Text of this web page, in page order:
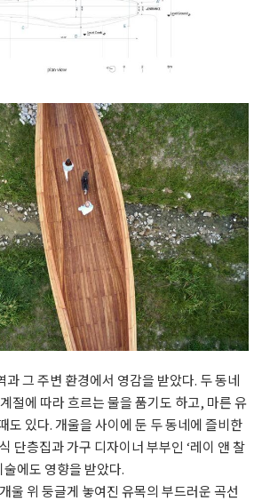
그 주변 환경에서 영감을 받았다. 두 동네
절에 따라 흐르는 물을 품기도 하고, 마른 유
도 있다. 개울을 사이에 둔 두 동네에 즐비한
단층집과 가구 디자이너 부부인 ‘레이 앤 찰
에도 영향을 받았다.
울 위 둥글게 놓여진 유목의 부드러운 곡선